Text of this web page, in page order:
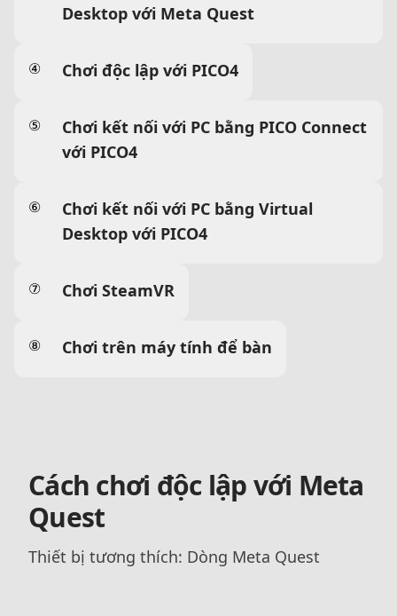
Desktop với Meta Quest
④ Chơi độc lập với PICO4
⑤
Chơi kết nối với PC bằng PICO Connect
với PICO4
⑥
Chơi kết nối với PC bằng Virtual
Desktop với PICO4
⑦ Chơi SteamVR
⑧ Chơi trên máy tính để bàn
Cách chơi độc lập với Meta
Quest
Thiết bị tương thích: Dòng Meta Quest